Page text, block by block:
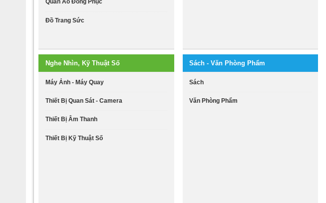
Quần Áo Đồng Phục
Đồ Trang Sức
Nghe Nhìn, Kỹ Thuật Số
Máy Ảnh - Máy Quay
Thiết Bị Quan Sát - Camera
Thiết Bị Âm Thanh
Thiết Bị Kỹ Thuật Số
Sách - Văn Phòng Phẩm
Sách
Văn Phòng Phẩm